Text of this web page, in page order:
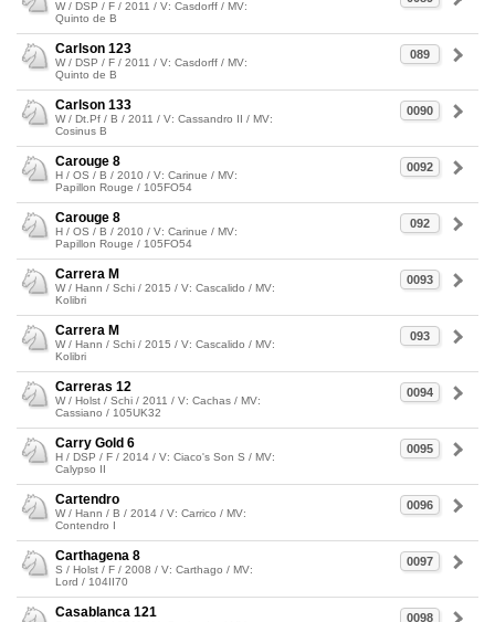
W / DSP / F / 2011 / V: Casdorff / MV:
Quinto de B
089
Carlson 123
W / DSP / F / 2011 / V: Casdorff / MV:
Quinto de B
0090
Carlson 133
W / Dt.Pf / B / 2011 / V: Cassandro II / MV:
Cosinus B
0092
Carouge 8
H / OS / B / 2010 / V: Carinue / MV:
Papillon Rouge / 105FO54
092
Carouge 8
H / OS / B / 2010 / V: Carinue / MV:
Papillon Rouge / 105FO54
0093
Carrera M
W / Hann / Schi / 2015 / V: Cascalido / MV:
Kolibri
093
Carrera M
W / Hann / Schi / 2015 / V: Cascalido / MV:
Kolibri
0094
Carreras 12
W / Holst / Schi / 2011 / V: Cachas / MV:
Cassiano / 105UK32
0095
Carry Gold 6
H / DSP / F / 2014 / V: Ciaco's Son S / MV:
Calypso II
0096
Cartendro
W / Hann / B / 2014 / V: Carrico / MV:
Contendro I
0097
Carthagena 8
S / Holst / F / 2008 / V: Carthago / MV:
Lord / 104II70
0098
Casablanca 121